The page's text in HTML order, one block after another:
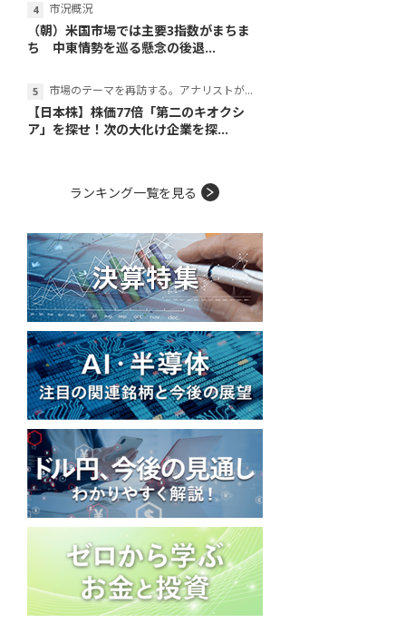
市況概況
（朝）米国市場では主要3指数がまちま
ち 中東情勢を巡る懸念の後退...
市場のテーマを再訪する。アナリストが読み解くテーマの本質
【日本株】株価77倍「第二のキオクシ
ア」を探せ！次の大化け企業を探...
ランキング一覧を見る